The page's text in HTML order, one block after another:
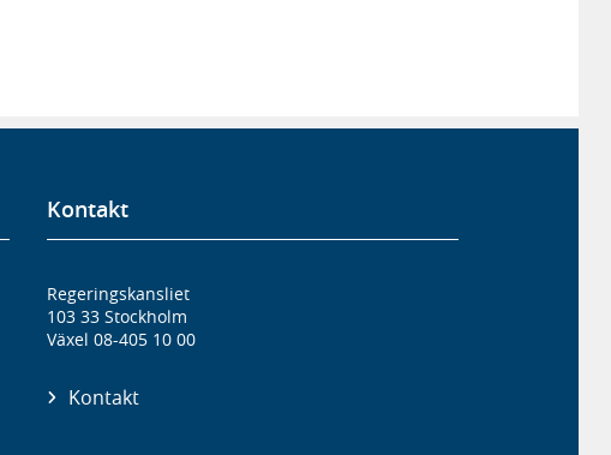
Kontakt
Regeringskansliet
103 33 Stockholm
Växel 08-405 10 00
Kontakt